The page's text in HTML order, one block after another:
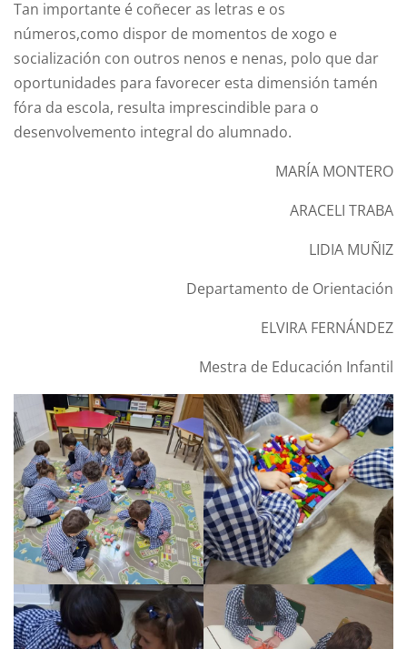
Tan importante é coñecer as letras e os
números,como dispor de momentos de xogo e
socialización con outros nenos e nenas, polo que dar
oportunidades para favorecer esta dimensión tamén
fóra da escola, resulta imprescindible para o
desenvolvemento integral do alumnado.
MARÍA MONTERO
ARACELI TRABA
LIDIA MUÑIZ
Departamento de Orientación
ELVIRA FERNÁNDEZ
Mestra de Educación Infantil